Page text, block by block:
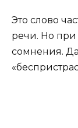
Это слово
речи. Но
сомнения.